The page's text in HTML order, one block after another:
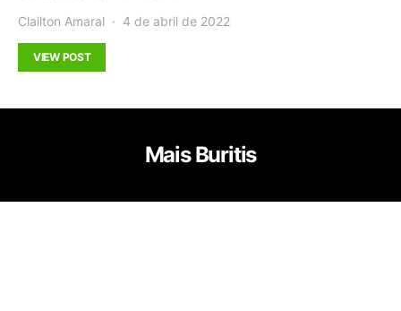
Clailton Amaral 4 de abril de 2022
VIEW POST
Mais Buritis